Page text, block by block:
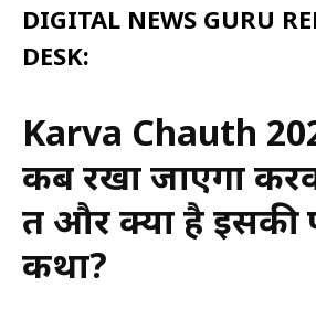
DIGITAL NEWS GURU
DESK:
Karva Chauth
कब रखा जाएगा
व्रत और क्या है इसकी
कथा?